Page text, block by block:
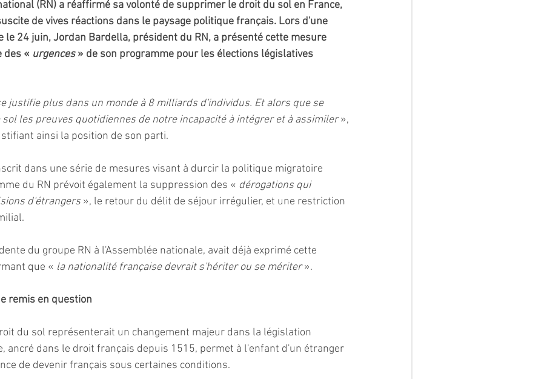
(RN) a réaffirmé sa volonté de supprimer le droit du sol en France,
de vives réactions dans le paysage politique français. Lors d'une
le 24 juin, Jordan Bardella, président du RN, a présenté cette mesure
des « urgences » de son programme pour les élections législatives
justifie plus dans un monde à 8 milliards d'individus. Et alors que se
les preuves quotidiennes de notre incapacité à intégrer et à assimiler »,
ainsi la position de son parti.
dans une série de mesures visant à durcir la politique migratoire
du RN prévoit également la suppression des « dérogations qui
d'étrangers », le retour du délit de séjour irrégulier, et une restriction
du groupe RN à l'Assemblée nationale, avait déjà exprimé cette
que « la nationalité française devrait s'hériter ou se mériter ».
remis en question
du sol représenterait un changement majeur dans la législation
ancré dans le droit français depuis 1515, permet à l'enfant d'un étranger
de devenir français sous certaines conditions.